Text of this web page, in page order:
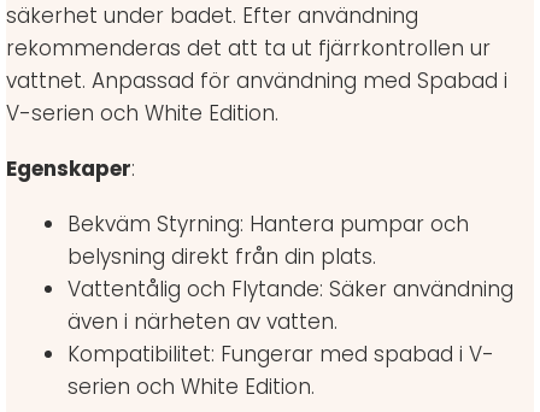
säkerhet under badet. Efter användning
rekommenderas det att ta ut fjärrkontrollen ur
vattnet. Anpassad för användning med Spabad i
V-serien och White Edition.
Egenskaper:
Bekväm Styrning: Hantera pumpar och
belysning direkt från din plats.
Vattentålig och Flytande: Säker användning
även i närheten av vatten.
Kompatibilitet: Fungerar med spabad i V-
serien och White Edition.